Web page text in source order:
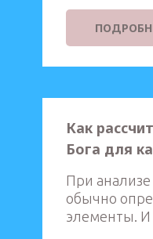
Как
Бога для
При
обычно
элементы. И